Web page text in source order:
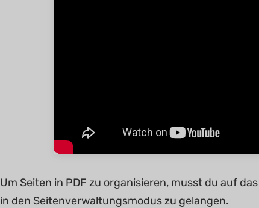
Um Seiten in PDF zu organisieren, musst du auf
in den Seitenverwaltungsmodus zu gelangen.